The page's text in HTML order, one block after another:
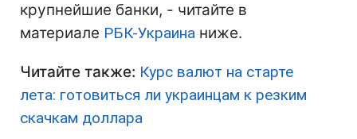
крупнейшие банки, - читайте в
материале РБК-Украина ниже.
Читайте также: Курс валют на старте
лета: готовиться ли украинцам к резким
скачкам доллара